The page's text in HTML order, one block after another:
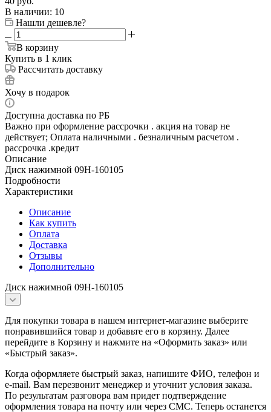
В наличии: 10
Нашли дешевле?
В корзину
Купить в 1 клик
Рассчитать доставку
Хочу в подарок
Доступна доставка по РБ
Важно при оформление рассрочки . акция на товар не
действует; Оплата наличными . безналичным расчетом .
рассрочка .кредит
Описание
Диск нажимной 09Н-160105
Подробности
Характеристики
Описание
Как купить
Оплата
Доставка
Отзывы
Дополнительно
Диск нажимной 09Н-160105
Для покупки товара в нашем интернет-магазине выберите
понравившийся товар и добавьте его в корзину. Далее
перейдите в Корзину и нажмите на «Оформить заказ» или
«Быстрый заказ».
Когда оформляете быстрый заказ, напишите ФИО, телефон и
e-mail. Вам перезвонит менеджер и уточнит условия заказа.
По результатам разговора вам придет подтверждение
оформления товара на почту или через СМС. Теперь останется